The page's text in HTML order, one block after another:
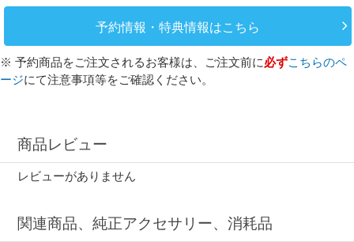
予約情報・特典情報はこちら
※ 予約商品をご注文されるお客様は、ご注文前に必ずこちらのペ
ージにて注意事項等をご確認ください。
商品レビュー
レビューがありません
関連商品、純正アクセサリー、消耗品